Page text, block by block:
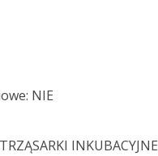
NIE
INKUBACYJNE